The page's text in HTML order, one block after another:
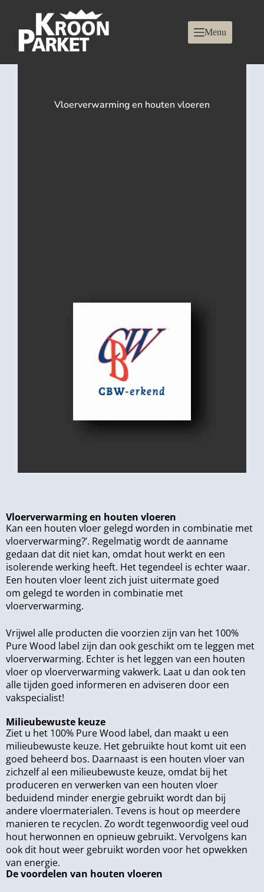
Menu
Vloerverwarming en houten vloeren
Vloerverwarming en houten vloeren
Kan een houten vloer gelegd worden in combinatie met
vloerverwarming?’. Regelmatig wordt de aanname
gedaan dat dit niet kan, omdat hout werkt en een
isolerende werking heeft. Het tegendeel is echter waar.
Een houten vloer leent zich juist uitermate goed
om gelegd te worden in combinatie met
vloerverwarming.
Vrijwel alle producten die voorzien zijn van het 100%
Pure Wood label zijn dan ook geschikt om te leggen met
vloerverwarming. Echter is het leggen van een houten
vloer op vloerverwarming vakwerk. Laat u dan ook ten
alle tijden goed informeren en adviseren door een
vakspecialist!
Milieubewuste keuze
Ziet u het 100% Pure Wood label, dan maakt u een
milieubewuste keuze. Het gebruikte hout komt uit een
goed beheerd bos. Daarnaast is een houten vloer van
zichzelf al een milieubewuste keuze, omdat bij het
produceren en verwerken van een houten vloer
beduidend minder energie gebruikt wordt dan bij
andere vloermaterialen. Tevens is hout op meerdere
manieren te recyclen. Zo wordt tegenwoordig veel oud
hout herwonnen en opnieuw gebruikt. Vervolgens kan
ook dit hout weer gebruikt worden voor het opwekken
van energie.
De voordelen van houten vloeren